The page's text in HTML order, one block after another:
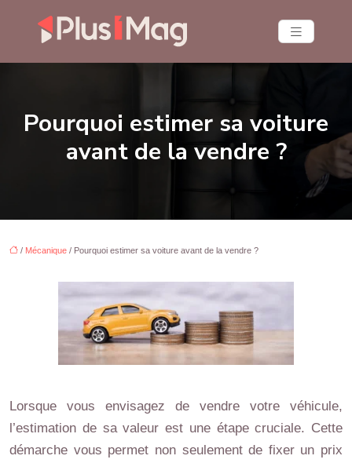
Pourquoi estimer sa voiture
avant de la vendre ?
/ Mécanique / Pourquoi estimer sa voiture avant de la vendre ?
Lorsque vous envisagez de vendre votre véhicule,
l’estimation de sa valeur est une étape cruciale. Cette
démarche vous permet non seulement de fixer un prix